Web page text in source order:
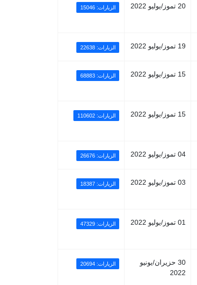
20 تموز/يوليو 2022 الزيارات: 15046
19 تموز/يوليو 2022 الزيارات: 22638
15 تموز/يوليو 2022 الزيارات: 68883
15 تموز/يوليو 2022 الزيارات: 110602
04 تموز/يوليو 2022 الزيارات: 26676
03 تموز/يوليو 2022 الزيارات: 18387
01 تموز/يوليو 2022 الزيارات: 47329
30 حزيران/يونيو
2022
الزيارات: 20694